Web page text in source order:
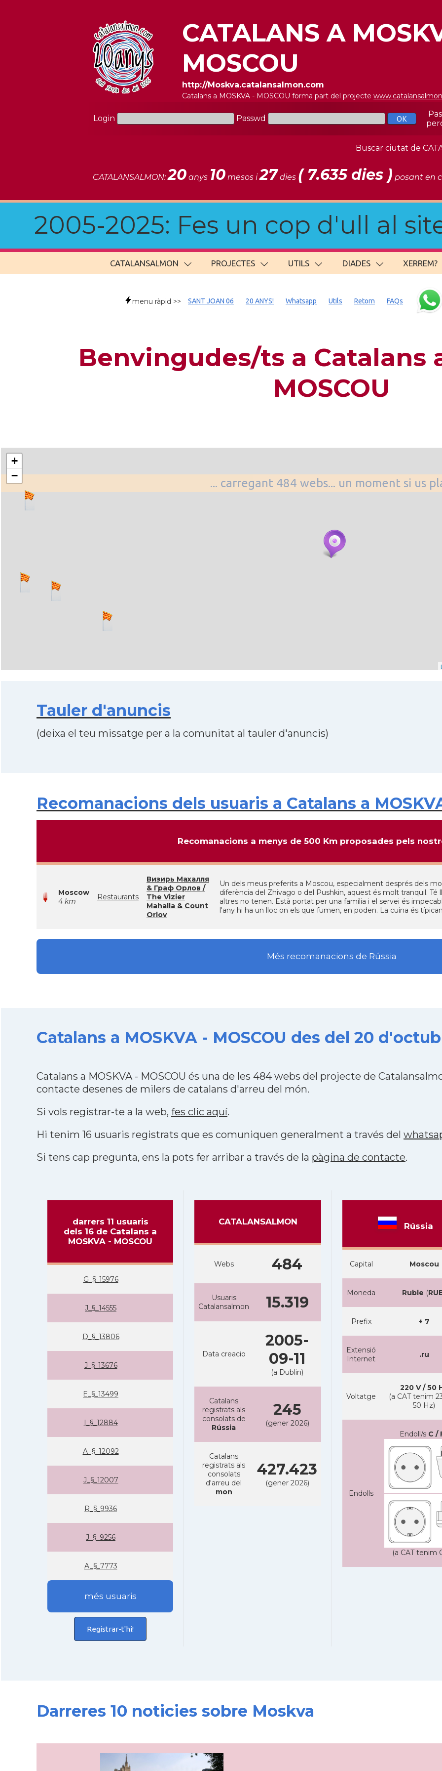
CATALANS A
MOSCOU
http://Moskva.catalansalmon.com
Catalans a MOSKVA - MOSCOU forma part del projecte
Login Passwd
Buscar ciutat de
CATALANSALMON:20 anys 10 mesos i27 dies ( 7.635 dies ) posant en
2005-2025: Fes un cop d'ull al
CATALANSALMON PROJECTES UTILS DIADES XERREM?
menu ràpid >> SANT JOAN 06 20 ANYS! Whatsapp Utils Retorn FAQs
Benvingudes/ts a Catalans
MOSCOU
... carregant 484 webs... un moment si us
+
−
Tauler d'anuncis
(deixa el teu missatge per a la comunitat al tauler d'anuncis)
Recomanacions dels usuaris a Catalans a
Recomanacions a menys de 500 Km proposades pels
Moscow
4 km
Restaurants
Визирь Махалля
& Граф Орлов /
The Vizier
Mahalla & Count
Orlov
Un dels meus preferits a Moscou, especialment després dels
diferència del Zhivago o del Pushkin, aquest és molt tranquil.
altres no tenen. Està portat per una família i el servei és
l'any hi ha un lloc on els que fumen, en poden. La cuina és
Més recomanacions de Rússia
Catalans a MOSKVA - MOSCOU des del 20
Catalans a MOSKVA - MOSCOU és una de les 484 webs del projecte de
contacte desenes de milers de catalans d'arreu del món.
Si vols registrar-te a la web, fes clic aquí.
Hi tenim 16 usuaris registrats que es comuniquen generalment a través del
Si tens cap pregunta, ens la pots fer arribar a través de la pàgina de contacte.
darrers 11 usuaris
dels 16 de Catalans a
MOSKVA - MOSCOU
G_§_15976
J_§_14555
D_§_13806
J_§_13676
E_§_13499
I_§_12884
A_§_12092
J_§_12007
R_§_9936
J_§_9256
A_§_7773
més usuaris
Registrar-t'hi!
CATALANSALMON
Webs 484
Usuaris
Catalansalmon
15.319
Data creacio
2005-
09-11
(a Dublin)
Catalans
registrats als
consolats de
Rússia
245
(gener 2026)
Catalans
registrats als
consolats
d'arreu del
mon
427.423
(gener 2026)
Rússia
Capital Moscou
Moneda Ruble (
Prefix + 7
Extensió
Internet
.ru
Voltatge
220 V / 50
(a CAT tenim
50 Hz)
Endolls
Endoll/s C /
(a CAT tenim
Darreres 10 noticies sobre Moskva